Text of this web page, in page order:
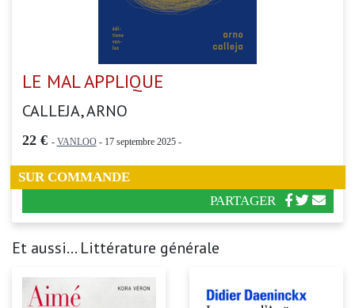
LE MAL APPLIQUE
CALLEJA, ARNO
22 € - VANLOO- 17 septembre 2025 -
SUR COMMANDE
PARTAGER
Et aussi... Littérature générale